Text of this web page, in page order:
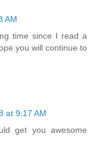
AM
time since I read a
you will continue to
at 9:17 AM
get you awesome